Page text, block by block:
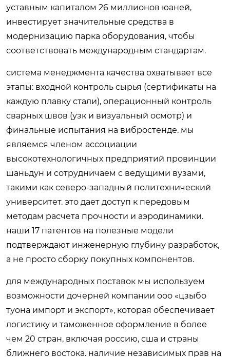
уставным капиталом 26 миллионов юаней,
инвестирует значительные средства в
модернизацию парка оборудования, чтобы
соответствовать международным стандартам.
система менеджмента качества охватывает все
этапы: входной контроль сырья (сертификаты на
каждую плавку стали), операционный контроль
сварных швов (узк и визуальный осмотр) и
финальные испытания на вибростенде. мы
являемся членом ассоциации
высокотехнологичных предприятий провинции
шаньдун и сотрудничаем с ведущими вузами,
такими как северо-западный политехнический
университет. это дает доступ к передовым
методам расчета прочности и аэродинамики.
наши 17 патентов на полезные модели
подтверждают инженерную глубину разработок,
а не просто сборку покупных компонентов.
для международных поставок мы используем
возможности дочерней компании ооо «цзыбо
туона импорт и экспорт», которая обеспечивает
логистику и таможенное оформление в более
чем 20 стран, включая россию, сша и страны
ближнего востока. наличие независимых прав на